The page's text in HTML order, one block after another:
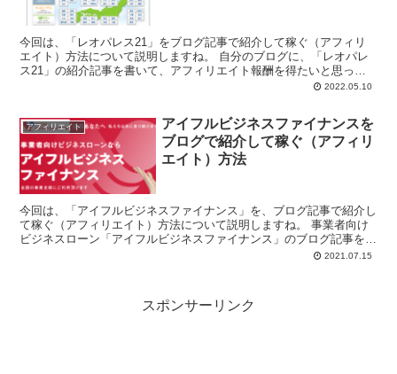
今回は、「レオパレス21」をブログ記事で紹介して稼ぐ（アフィリ
エイト）方法について説明しますね。 自分のブログに、「レオパレ
ス21」の紹介記事を書いて、アフィリエイト報酬を得たいと思って
2022.05.10
アフィリエイト
アイフルビジネスファイナンスを
ブログで紹介して稼ぐ（アフィリ
エイト）方法
今回は、「アイフルビジネスファイナンス」を、ブログ記事で紹介し
て稼ぐ（アフィリエイト）方法について説明しますね。 事業者向け
ビジネスローン「アイフルビジネスファイナンス」のブログ記事を書
2021.07.15
スポンサーリンク